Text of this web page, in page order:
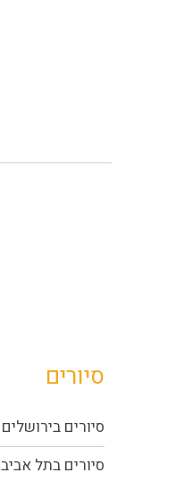
סיורים
סיורים בירושלים
סיורים בתל אביב